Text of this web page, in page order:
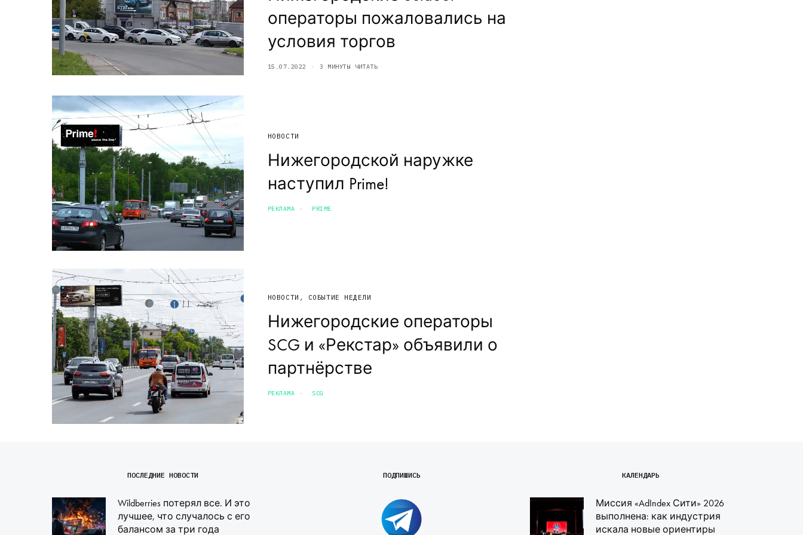
операторы пожаловались на
условия торгов
15.07.2022 3 МИНУТЫ ЧИТАТЬ
НОВОСТИ
Нижегородской наружке
наступил Prime!
РЕКЛАМА PRIME
НОВОСТИ , СОБЫТИЕ НЕДЕЛИ
Нижегородские операторы
SCG и «Рекстар» объявили о
партнёрстве
РЕКЛАМА SCG
ПОСЛЕДНИЕ НОВОСТИ
Wildberries потерял все. И это
лучшее, что случалось с его
балансом за три года
ПОДПИШИСЬ КАЛЕНДАРЬ
Миссия «AdIndex Сити» 2026
выполнена: как индустрия
искала новые ориентиры